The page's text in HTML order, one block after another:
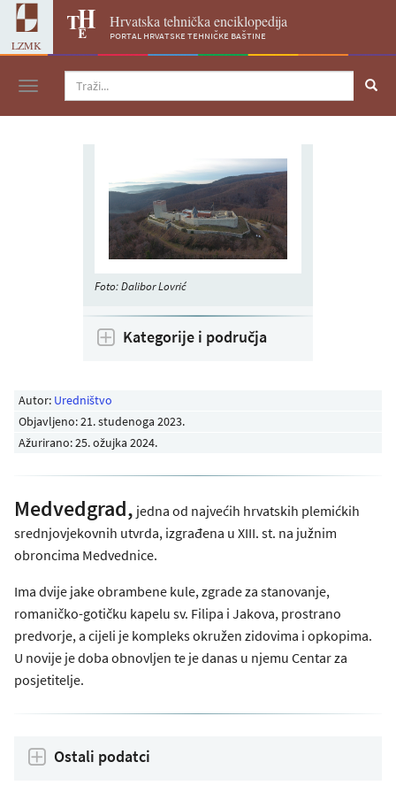
LZMK
Hrvatska tehnička enciklopedija
portal hrvatske tehničke baštine
Navigacija
Autor: Uredništvo
Objavljeno:21. studenoga 2023.
Ažurirano: 25. ožujka 2024.
Medvedgrad, jedna od najvećih hrvatskih plemićkih
srednjovjekovnih utvrda, izgrađena u XIII. st. na južnim
obroncima Medvednice.
Ima dvije jake obrambene kule, zgrade za stanovanje,
romaničko-gotičku kapelu sv. Filipa i Jakova, prostrano
predvorje, a cijeli je kompleks okružen zidovima i opkopima.
U novije je doba obnovljen te je danas u njemu Centar za
posjetitelje.
Ostali podatci
Foto: Dalibor Lovrić
Kategorije i područja